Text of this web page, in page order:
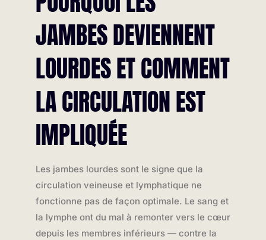
JAMBES DEVIENNENT
LOURDES ET COMMENT
LA CIRCULATION EST
IMPLIQUÉE
Les jambes lourdes sont le signe que la
circulation veineuse et lymphatique ne
fonctionne pas de façon optimale. Le sang et
la lymphe ont du mal à remonter vers le cœur
depuis les membres inférieurs — contre la